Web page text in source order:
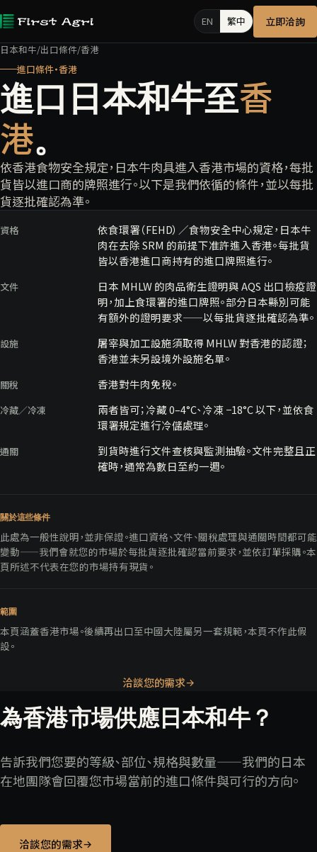
EN 繁中 立即洽詢
日本和牛/出口條件/香港
進口條件・香港
進口日本和牛至香
港。
依香港食物安全規定，日本牛肉具進入香港市場的資格，每批
貨皆以進口商的牌照進行。以下是我們依循的條件，並以每批
貨逐批確認為準。
資格
依食環署（FEHD）／食物安全中心規定，日本牛
肉在去除 SRM 的前提下准許進入香港。每批貨
皆以香港進口商持有的進口牌照進行。
文件
日本 MHLW 的肉品衛生證明與 AQS 出口檢疫證
明，加上食環署的進口牌照。部分日本縣別可能
有額外的證明要求——以每批貨逐批確認為準。
設施
屠宰與加工設施須取得 MHLW 對香港的認證；
香港並未另設境外設施名單。
關稅 香港對牛肉免稅。
冷藏／冷凍
兩者皆可；冷藏 0–4°C、冷凍 −18°C 以下，並依食
環署規定進行冷儲處理。
通關
到貨時進行文件查核與監測抽驗。文件完整且正
確時，通常為數日至約一週。
關於這些條件
此處為一般性說明，並非保證。進口資格、文件、關稅處理與通關時間都可能
變動——我們會就您的市場於每批貨逐批確認當前要求，並依訂單採購。本
頁所述不代表在您的市場持有現貨。
範圍
本頁涵蓋香港市場。後續再出口至中國大陸屬另一套規範，本頁不作此假
設。
洽談您的需求→
為香港市場供應日本和牛？
告訴我們您要的等級、部位、規格與數量——我們的日本
在地團隊會回覆您市場當前的進口條件與可行的方向。
洽談您的需求→